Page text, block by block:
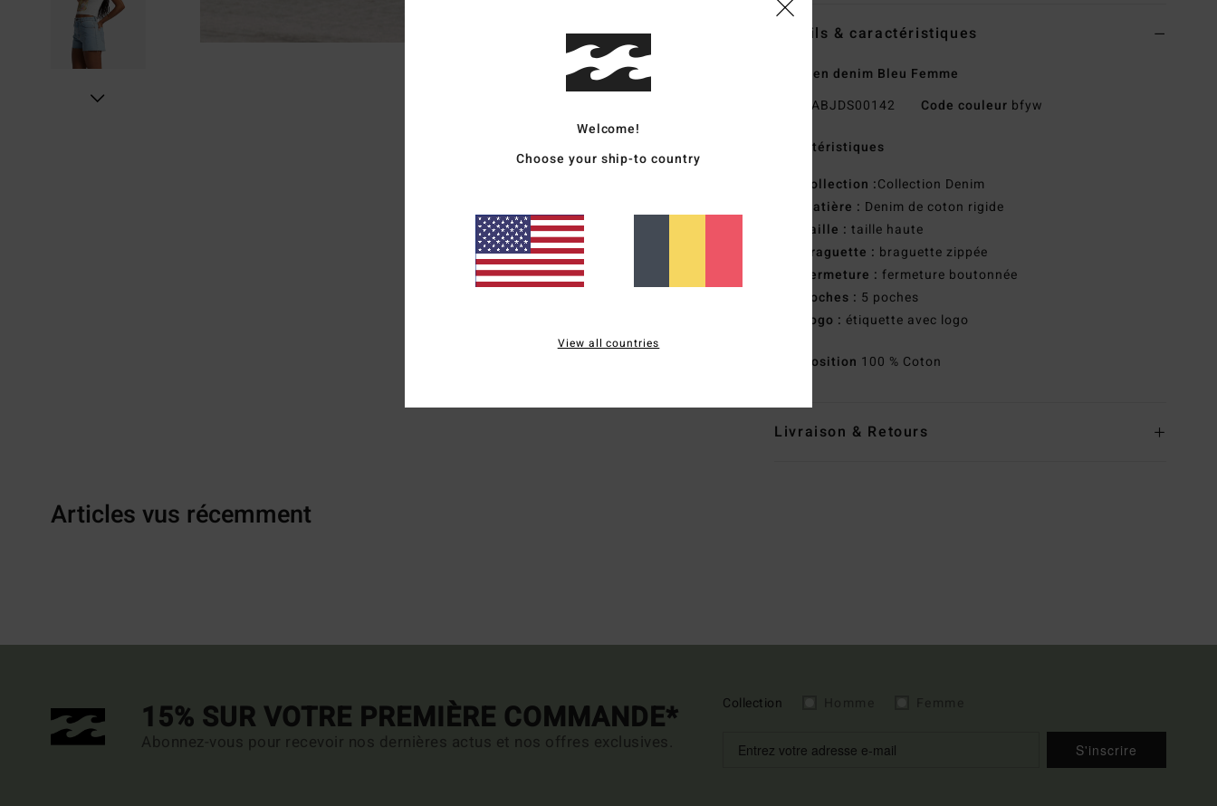
Details & caractéristiques
Short en denim Bleu Femme
ABJDS00142 Code couleur bfyw
Caractéristiques
Collection :Collection Denim
Matière : Denim de coton rigide
Taille : taille haute
Braguette : braguette zippée
Fermeture : fermeture boutonnée
Poches : 5 poches
Logo : étiquette avec logo
Composition 100 % Coton
Livraison & Retours
Articles vus récemment
15% SUR VOTRE PREMIÈRE COMMANDE*
Abonnez-vous pour recevoir nos dernières actus et nos offres exclusives.
Collection
S'inscrire
Welcome!
Choose your ship-to country
View all countries